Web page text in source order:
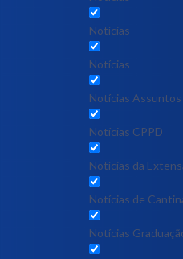
Notícias
Notícias
Notícias
Notícias CPPD
Notícias da
Notícias de
Notícias